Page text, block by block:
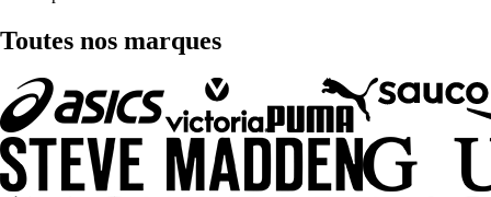
Toutes nos marques